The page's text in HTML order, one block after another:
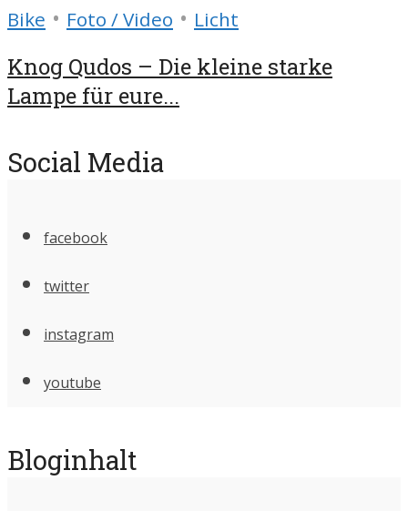
Bike • Foto / Video • Licht
Knog Qudos – Die kleine starke
Lampe für eure...
Social Media
facebook
twitter
instagram
youtube
Bloginhalt